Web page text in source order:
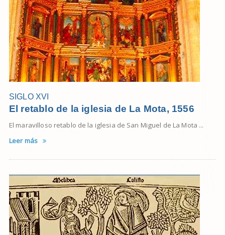
SIGLO XVI
El retablo de la iglesia de La Mota, 1556
El maravilloso retablo de la iglesia de San Miguel de La Mota ...
Leer más